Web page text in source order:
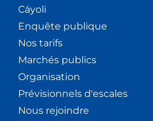
Cáyoli
Enquête publique
Nos tarifs
Marchés publics
Organisation
Prévisionnels d'escales
Nous rejoindre